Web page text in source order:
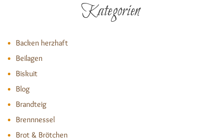
Kategorien
Backen herzhaft
Beilagen
Biskuit
Blog
Brandteig
Brennnessel
Brot & Brötchen